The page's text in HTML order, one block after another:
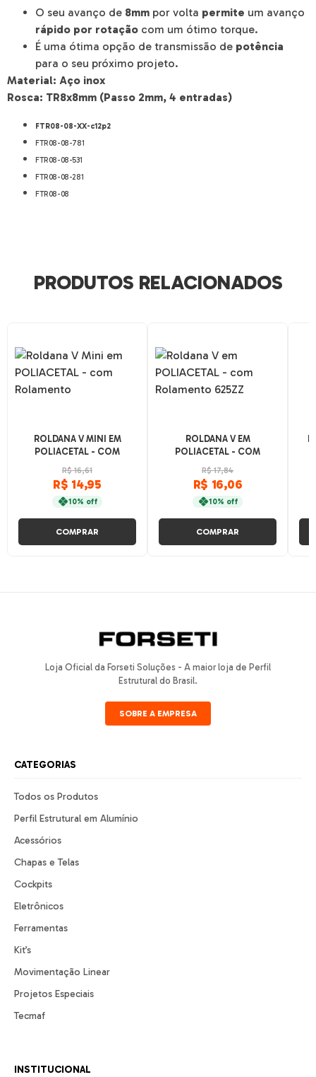
O seu avanço de 8mm por volta permite um avanço
rápido por rotação com um ótimo torque.
É uma ótima opção de transmissão de potência
para o seu próximo projeto.
Material: Aço inox
Rosca: TR8x8mm (Passo 2mm, 4 entradas)
FTR08-08-XX-c12p2
FTR08-08-781
FTR08-08-531
FTR08-08-281
FTR08-08
PRODUTOS RELACIONADOS
ROLDANA V MINI EM
POLIACETAL - COM
R$ 16,61
R$ 14,95
10% off
COMPRAR
ROLDANA V EM
POLIACETAL - COM
R$ 17,84
R$ 16,06
10% off
COMPRAR
Loja Oficial da Forseti Soluções - A maior loja de Perfil
Estrutural do Brasil.
SOBRE A EMPRESA
CATEGORIAS
Todos os Produtos
Perfil Estrutural em Alumínio
Acessórios
Chapas e Telas
Cockpits
Eletrônicos
Ferramentas
Kit’s
Movimentação Linear
Projetos Especiais
Tecmaf
INSTITUCIONAL